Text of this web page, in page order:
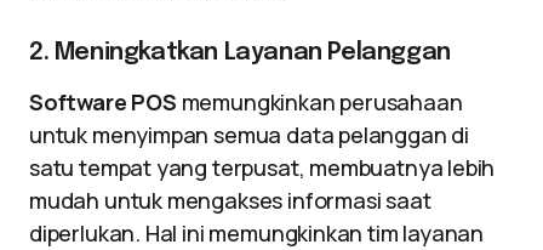
2. Meningkatkan Layanan Pelanggan
Software POS memungkinkan perusahaan
untuk menyimpan semua data pelanggan di
satu tempat yang terpusat, membuatnya lebih
mudah untuk mengakses informasi saat
diperlukan. Hal ini memungkinkan tim layanan